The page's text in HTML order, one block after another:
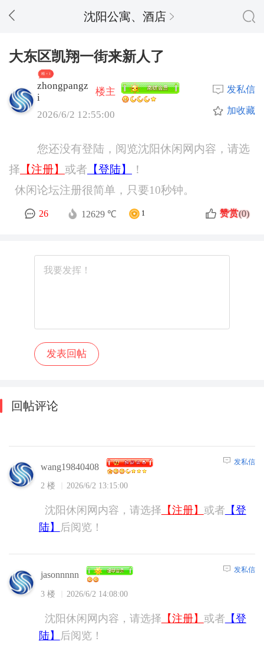
沈阳公寓、酒店
大东区凯翔一街来新人了
精 + 1
zhongpangz
i
楼主
2026/6/2 12:55:00
发私信
加收藏
您还没有登陆，阅览沈阳休闲网内容，请选
择 【注册】 或者 【登陆】
！
休闲论坛注册很简单，只要10秒钟。
26 12629 ℃ 1 赞赏(0)
回帖评论
wang19840408
2 楼 2026/6/2 13:15:00
发私信
沈阳休闲网内容，请选择 【注册】 或者 【登
陆】
后阅览！
jasonnnnn
3 楼 2026/6/2 14:08:00
发私信
沈阳休闲网内容，请选择 【注册】 或者 【登
陆】
后阅览！